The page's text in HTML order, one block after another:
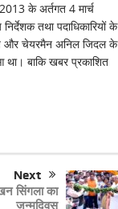
के अर्तगत 4 मार्च
तथा पदाधिकारियों के
और चेयरमैन अनिल जिदल के
बाकि खबर प्रकाशित
Next
सिंगला का
जन्मदिवस